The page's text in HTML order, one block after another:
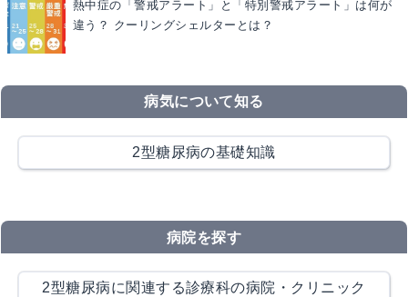
熱中症の「警戒アラート」と「特別警戒アラート」は何が
違う？ クーリングシェルターとは？
病気について知る
2型糖尿病の基礎知識
病院を探す
2型糖尿病に関連する診療科の病院・クリニック